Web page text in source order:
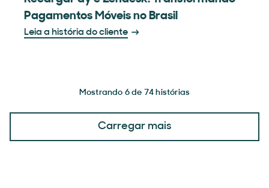
Pagamentos Móveis no Brasil
Leia a história do cliente
Mostrando 6 de 74 histórias
Carregar mais